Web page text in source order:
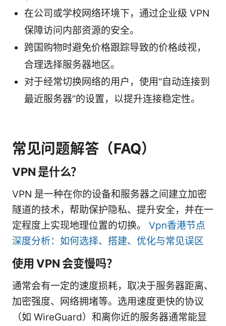
在公司或学校网络环境下，通过企业级 VPN
保障访问内部资源的安全。
跨国购物时避免价格跟踪导致的价格歧视，
合理选择服务器地区。
对于经常切换网络的用户，使用“自动连接到
最近服务器”的设置，以提升连接稳定性。
常见问题解答（FAQ）
VPN 是什么？
VPN 是一种在你的设备和服务器之间建立加密
隧道的技术，帮助保护隐私、提升安全，并在一
定程度上实现地理位置的切换。 Vpn香港节点
深度分析：如何选择、搭建、优化与常见误区
使用 VPN 会变慢吗？
通常会有一定的速度损耗，取决于服务器距离、
加密强度、网络拥堵等。选用速度更快的协议
（如 WireGuard）和离你近的服务器通常能显